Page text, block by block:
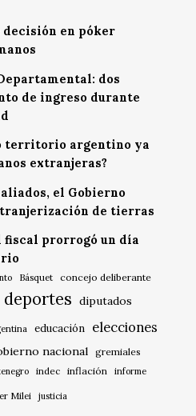
decisión en póker
dos
de ingreso durante
territorio argentino ya
extranjeras?
el Gobierno
de tierras
fiscal prorrogó un día
Básquet concejo deliberante
deportes diputados
educación elecciones
nacional gremiales
indec inflación informe
Milei justicia